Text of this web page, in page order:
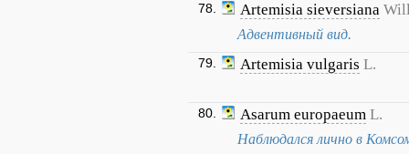
78. Artemisia sieversiana
Адвентивный вид.
79. Artemisia vulgaris L.
80. Asarum europaeum L.
Наблюдался лично в